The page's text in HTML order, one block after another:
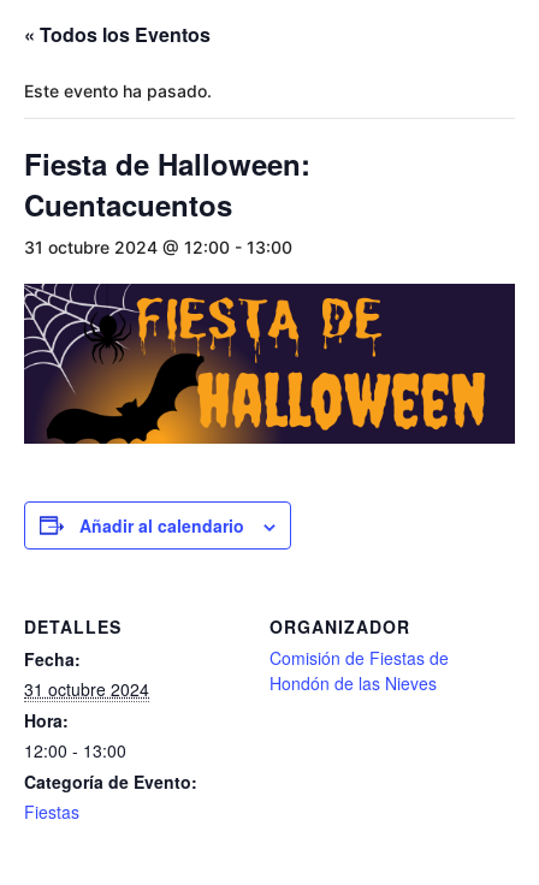
« Todos los Eventos
Este evento ha pasado.
Fiesta de Halloween:
Cuentacuentos
31 octubre 2024 @ 12:00 - 13:00
Añadir al calendario
DETALLES
Fecha:
31 octubre 2024
Hora:
12:00 - 13:00
Categoría de Evento:
Fiestas
ORGANIZADOR
Comisión de Fiestas de
Hondón de las Nieves